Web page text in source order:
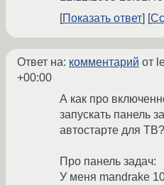
Показать ответ
Ответ на: комментарий от
+00:00
А как про
запускать панель
автостарте для ТВ?
Про панель задач:
У меня mandrake